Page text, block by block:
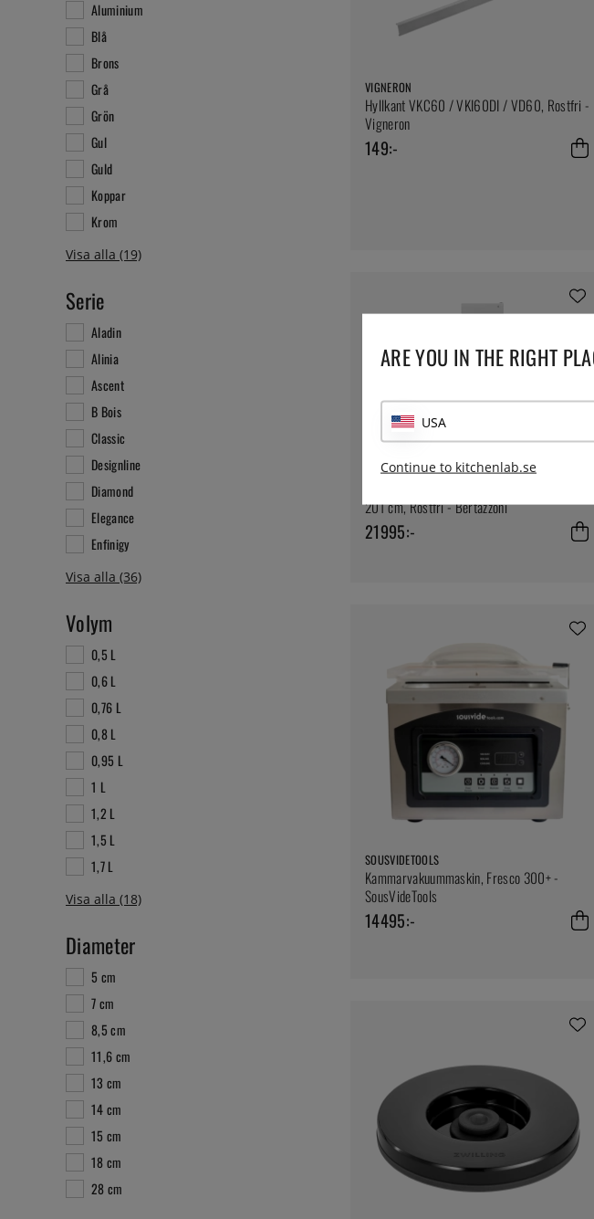
Aluminium
Blå
Brons
Grå
Grön
Gul
Guld
Koppar
Krom
Serie
Aladin
Alinia
Ascent
B Bois
Classic
Designline
Diamond
Elegance
Enfinigy
Volym
0,5 L
0,6 L
0,76 L
0,8 L
0,95 L
1 L
1,2 L
1,5 L
1,7 L
Diameter
5 cm
7 cm
8,5 cm
11,6 cm
13 cm
14 cm
15 cm
18 cm
28 cm
VIGNERON
Hyllkant VKC60 / VKI60DI / VD60, Rostfri -
Vigneron
149:-
BERTAZZONI
201 cm, Rostfri - Bertazzoni
21995:-
SOUSVIDETOOLS
Kammarvakuummaskin, Fresco 300+ -
SousVideTools
14495:-
ARE YOU IN THE RIGHT
USA
Continue to kitchenlab.se